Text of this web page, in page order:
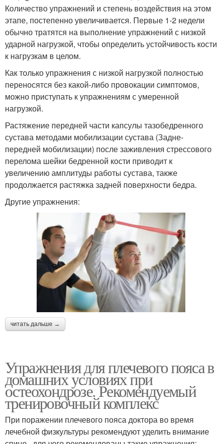
Количество упражнений и степень воздействия на этом
этапе, постепенно увеличивается. Первые 1-2 недели
обычно тратятся на выполнение упражнений с низкой
ударной нагрузкой, чтобы определить устойчивость кости
к нагрузкам в целом.
Как только упражнения с низкой нагрузкой полностью
переносятся без какой-либо провокации симптомов,
можно приступать к упражнениям с умеренной
нагрузкой.
Растяжение передней части капсулы тазобедренного
сустава методами мобилизации сустава (Задне-
передней мобилизации) после заживления стрессового
перелома шейки бедренной кости приводит к
увеличению амплитуды работы сустава, также
продолжается растяжка задней поверхности бедра.
Другие упражнения:
читать дальше →
Упражнения для плечевого пояса в
домашних условиях при
остеохондрозе. Рекомендуемый
тренировочный комплекс
При поражении плечевого пояса доктора во время
лечебной физкультуры рекомендуют уделить внимание